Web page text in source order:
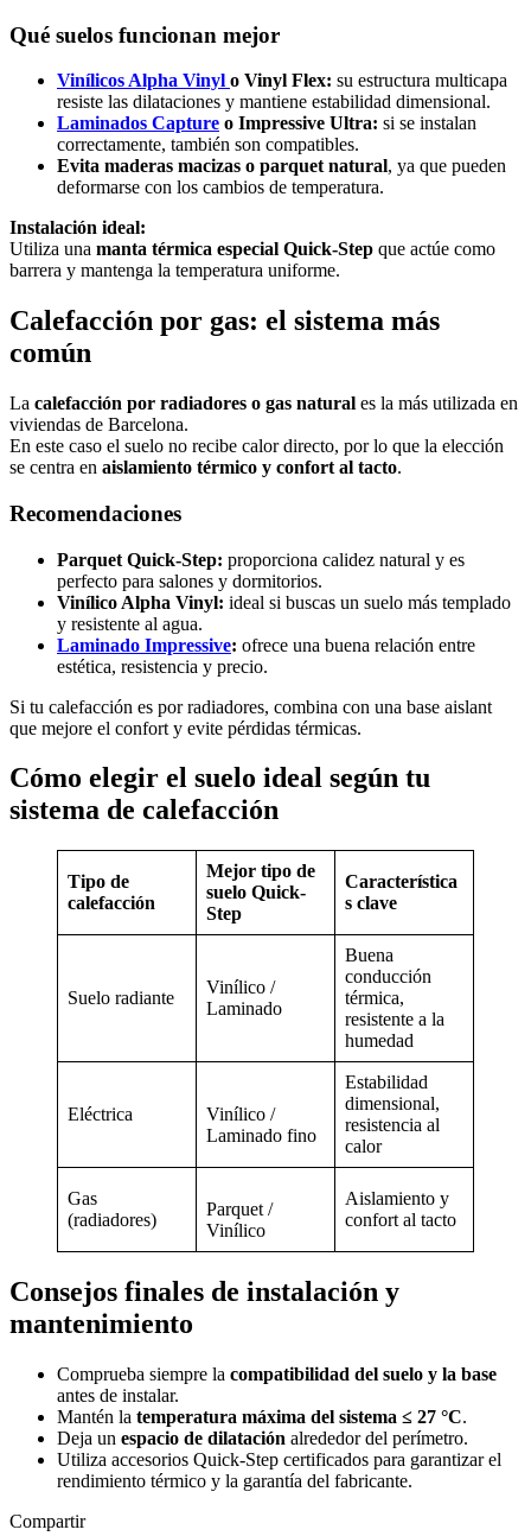
Qué suelos funcionan mejor
Vinílicos Alpha Vinyl o Vinyl Flex: su estructura multicapa
resiste las dilataciones y mantiene estabilidad dimensional.
Laminados Capture o Impressive Ultra: si se instalan
correctamente, también son compatibles.
Evita maderas macizas o parquet natural, ya que pueden
deformarse con los cambios de temperatura.
Instalación ideal:
Utiliza una manta térmica especial Quick-Step que actúe como
barrera y mantenga la temperatura uniforme.
Calefacción por gas: el sistema más
común
La calefacción por radiadores o gas natural es la más utilizada en
viviendas de Barcelona.
En este caso el suelo no recibe calor directo, por lo que la elección
se centra en aislamiento térmico y confort al tacto.
Recomendaciones
Parquet Quick-Step: proporciona calidez natural y es
perfecto para salones y dormitorios.
Vinílico Alpha Vinyl: ideal si buscas un suelo más templado
y resistente al agua.
Laminado Impressive: ofrece una buena relación entre
estética, resistencia y precio.
Si tu calefacción es por radiadores, combina con una base aislant
que mejore el confort y evite pérdidas térmicas.
Cómo elegir el suelo ideal según tu
sistema de calefacción
Tipo de
calefacción
Mejor tipo de
suelo Quick-
Step
Característica
s clave
Suelo radiante
Vinílico /
Laminado
Buena
conducción
térmica,
resistente a la
humedad
Eléctrica
Vinílico /
Laminado fino
Estabilidad
dimensional,
resistencia al
calor
Gas
(radiadores)
Parquet /
Vinílico
Aislamiento y
confort al tacto
Consejos finales de instalación y
mantenimiento
Comprueba siempre la compatibilidad del suelo y la base
antes de instalar.
Mantén la temperatura máxima del sistema ≤ 27 °C.
Deja un espacio de dilatación alrededor del perímetro.
Utiliza accesorios Quick-Step certificados para garantizar el
rendimiento térmico y la garantía del fabricante.
Compartir